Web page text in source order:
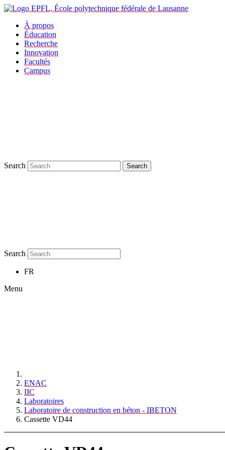
À propos
Éducation
Recherche
Innovation
Facultés
Campus
Search Search
Search
FR
Menu
ENAC
IIC
Laboratoires
Laboratoire de construction en béton - IBETON
Cassette VD44